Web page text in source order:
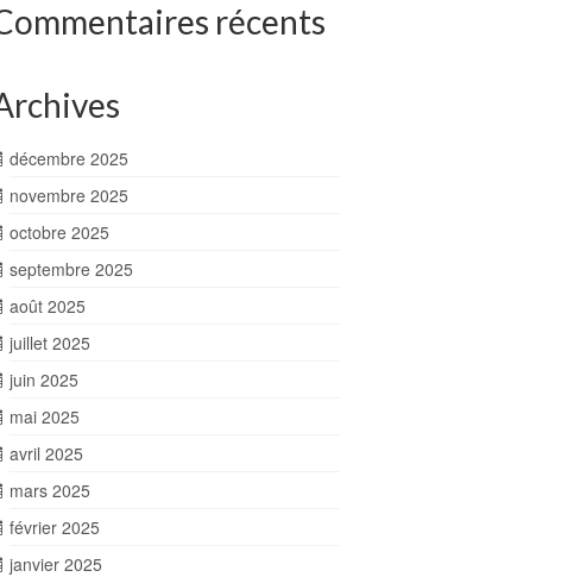
récents
décembre 2025
novembre 2025
octobre 2025
septembre 2025
août 2025
juillet 2025
juin 2025
mai 2025
avril 2025
mars 2025
février 2025
janvier 2025